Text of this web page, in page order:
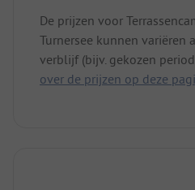
De prijzen voor
Turnersee kunnen variëren
verblijf (bijv. gekozen
over de prijzen op deze